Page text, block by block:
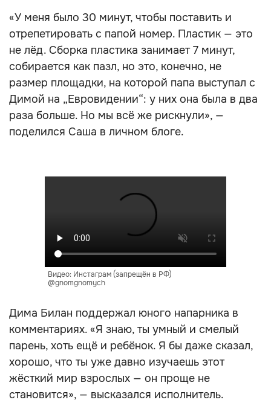
«У меня было 30 минут, чтобы поставить и
отрепетировать с папой номер. Пластик — это
не лёд. Сборка пластика занимает 7 минут,
собирается как пазл, но это, конечно, не
размер площадки, на которой папа выступал с
Димой на „Евровидении“: у них она была в два
раза больше. Но мы всё же рискнули», —
поделился Саша в личном блоге.
Видео: Инстаграм (запрещён в РФ)
@gnomgnomych
Дима Билан поддержал юного напарника в
комментариях. «Я знаю, ты умный и смелый
парень, хоть ещё и ребёнок. Я бы даже сказал,
хорошо, что ты уже давно изучаешь этот
жёсткий мир взрослых — он проще не
становится», — высказался исполнитель.